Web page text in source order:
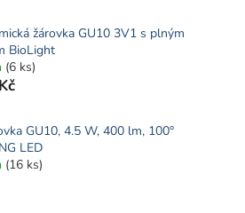
žárovka GU10 3V1 s plným
BioLight
(6 ks)
GU10, 4.5 W, 400 lm, 100°
LED
(16 ks)